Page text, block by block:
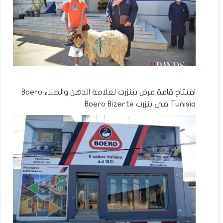
افتتاح قاعة عرض ببنزرت لعلامة الدهن والطلاء Boero
Tunisia في بنزرت Boero Bizerte